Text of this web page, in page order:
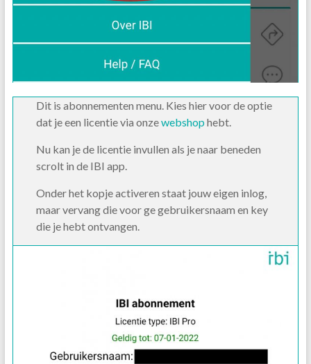
Dit is abonnementen menu. Kies hier voor de optie
dat je een licentie via onzewebshop hebt.
Nu kan je de licentie invullen als je naar beneden
scrolt in de IBI app.
Onder het kopje activeren staat jouw eigen inlog,
maar vervang die voor ge gebruikersnaam en key
die je hebt ontvangen.